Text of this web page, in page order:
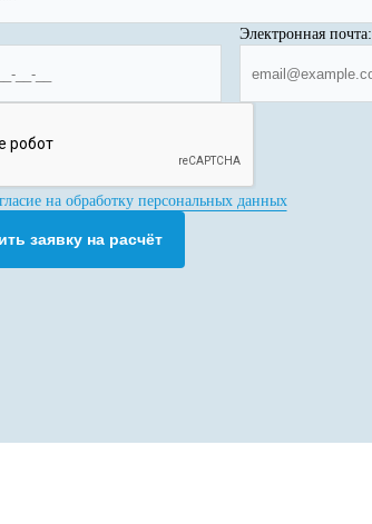
Электронная почта:
на обработку персональных данных
заявку на расчёт